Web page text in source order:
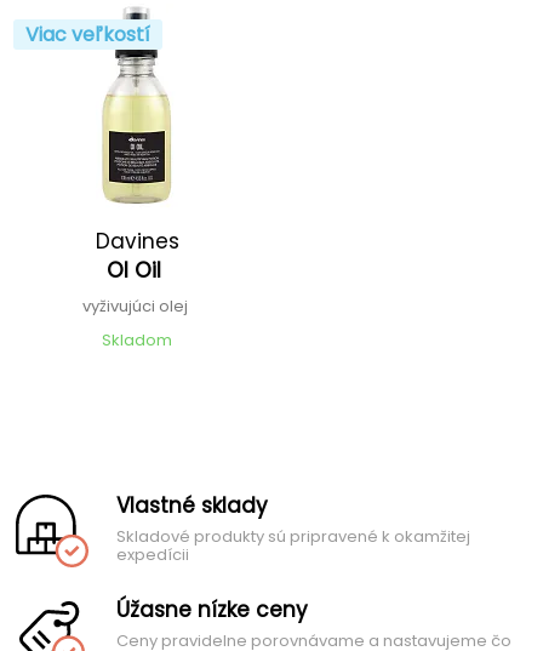
Viac veľkostí
Davines
OI Oil
vyživujúci olej
Skladom
Vlastné sklady
Skladové produkty sú pripravené k okamžitej
expedícii
Úžasne nízke ceny
Ceny pravidelne porovnávame a nastavujeme čo